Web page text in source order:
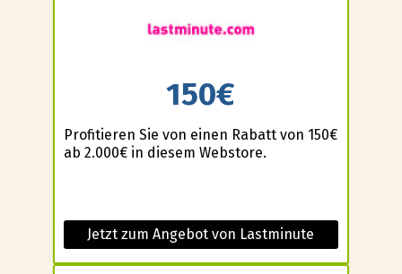
150€
Profitieren Sie von einen Rabatt von 150€
ab 2.000€ in diesem Webstore.
Jetzt zum Angebot von Lastminute